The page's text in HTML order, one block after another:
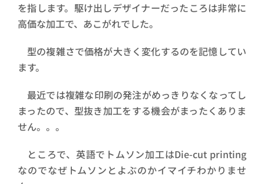
を指します。駆け出しデザイナーだったころは非常に
高価な加工で、あこがれでした。
型の複雑さで価格が大きく変化するのを記憶してい
ます。
最近では複雑な印刷の発注がめっきりなくなってし
まったので、型抜き加工をする機会がまったくありま
せん。。。
ところで、英語でトムソン加工はDie-cut printing
なのでなぜトムソンとよぶのかイマイチわかりませ